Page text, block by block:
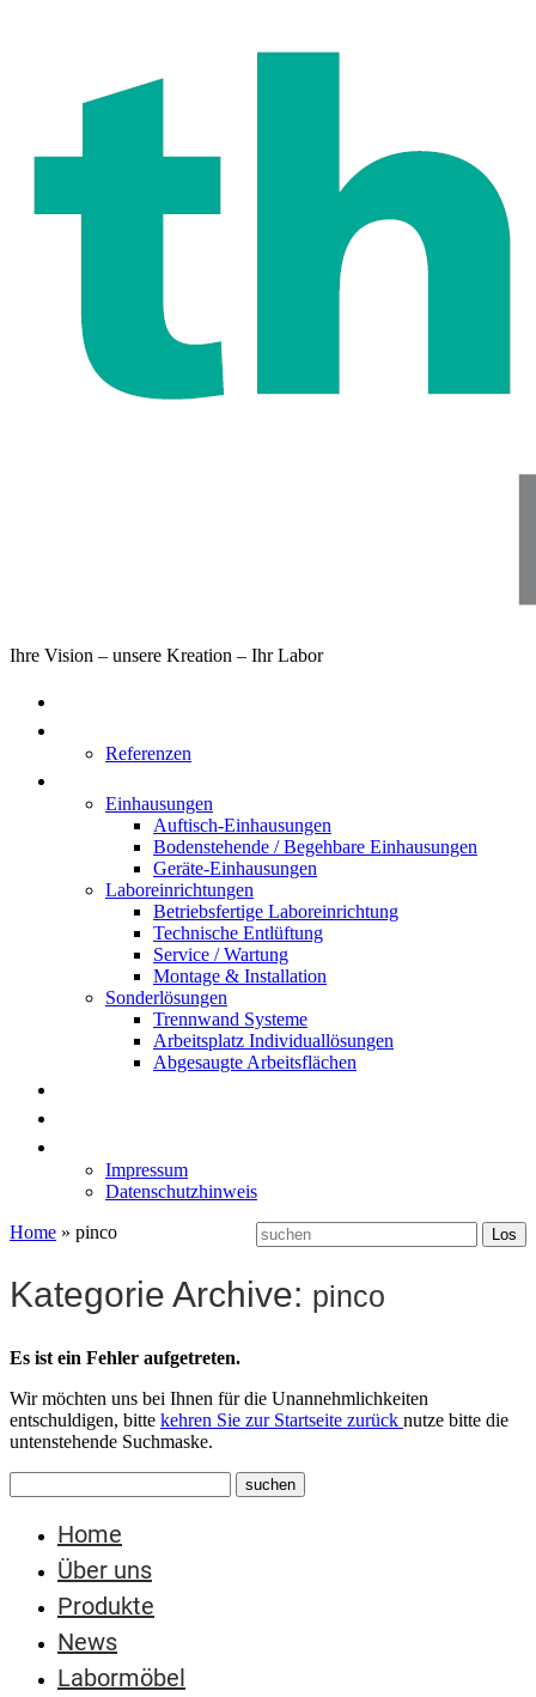
Ihre Vision – unsere Kreation – Ihr Labor
Referenzen
Einhausungen
Auftisch-Einhausungen
Bodenstehende / Begehbare Einhausungen
Geräte-Einhausungen
Laboreinrichtungen
Betriebsfertige Laboreinrichtung
Technische Entlüftung
Service / Wartung
Montage & Installation
Sonderlösungen
Trennwand Systeme
Arbeitsplatz Individuallösungen
Abgesaugte Arbeitsflächen
Impressum
Datenschutzhinweis
Home » pinco
Kategorie Archive: pinco
Es ist ein Fehler aufgetreten.
Wir möchten uns bei Ihnen für die Unannehmlichkeiten
entschuldigen, bitte kehren Sie zur Startseite zurück nutze bitte die
untenstehende Suchmaske.
Home
Über uns
Produkte
News
Labormöbel